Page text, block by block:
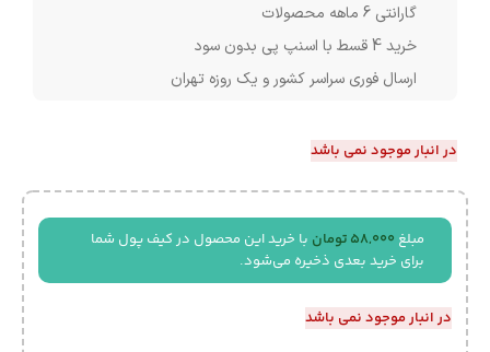
گارانتی 6 ماهه محصولات
خرید 4 قسط با اسنپ پی بدون سود
ارسال فوری سراسر کشور و یک روزه تهران
در انبار موجود نمی باشد
مبلغ 58,000 تومان با خرید این محصول در کیف پول شما
برای خرید بعدی ذخیره می‌شود.
در انبار موجود نمی باشد